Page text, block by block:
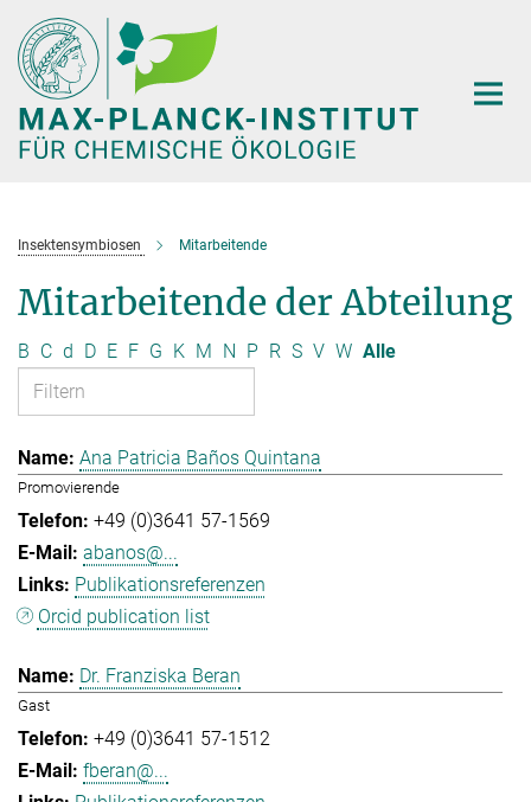
Hauptinhalt
Insektensymbiosen Mitarbeitende
Mitarbeitende der Abteilung
B C d D E F G K M N P R S V W Alle
Ana Patricia Baños Quintana
Promovierende
+49 (0)3641 57-1569
abanos@...
Publikationsreferenzen
Orcid publication list
Dr. Franziska Beran
Gast
+49 (0)3641 57-1512
fberan@...